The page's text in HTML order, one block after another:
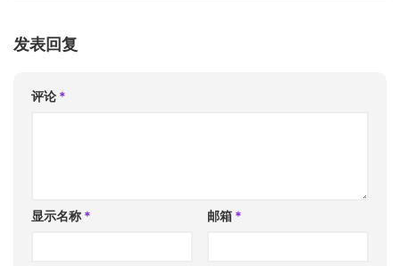
发表回复
评论 *
显示名称 * 邮箱 *